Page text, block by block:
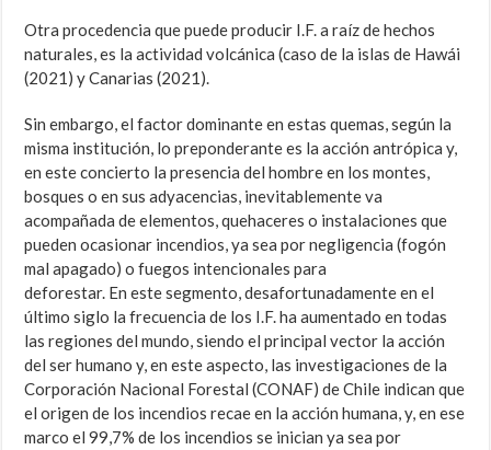
Otra procedencia que puede producir I.F. a raíz de hechos
naturales, es la actividad volcánica (caso de la islas de Hawái
(2021) y Canarias (2021).
Sin embargo, el factor dominante en estas quemas, según la
misma institución, lo preponderante es la acción antrópica y,
en este concierto la presencia del hombre en los montes,
bosques o en sus adyacencias, inevitablemente va
acompañada de elementos, quehaceres o instalaciones que
pueden ocasionar incendios, ya sea por negligencia (fogón
mal apagado) o fuegos intencionales para
deforestar. En este segmento, desafortunadamente en el
último siglo la frecuencia de los I.F. ha aumentado en todas
las regiones del mundo, siendo el principal vector la acción
del ser humano y, en este aspecto, las investigaciones de la
Corporación Nacional Forestal (CONAF) de Chile indican que
el origen de los incendios recae en la acción humana, y, en ese
marco el 99,7% de los incendios se inician ya sea por